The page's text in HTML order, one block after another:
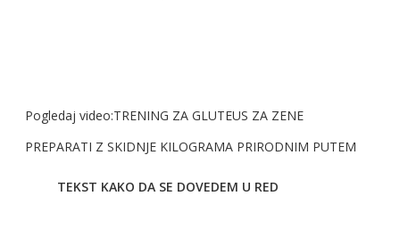
Pogledaj video:TRENING ZA GLUTEUS ZA ZENE
PREPARATI Z SKIDNJE KILOGRAMA PRIRODNIM PUTEM
TEKST KAKO DA SE DOVEDEM U RED